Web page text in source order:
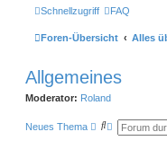
Schnellzugriff FAQ
Foren-Übersicht Alles
Allgemeines
Moderator: Roland
Neues Thema
S E